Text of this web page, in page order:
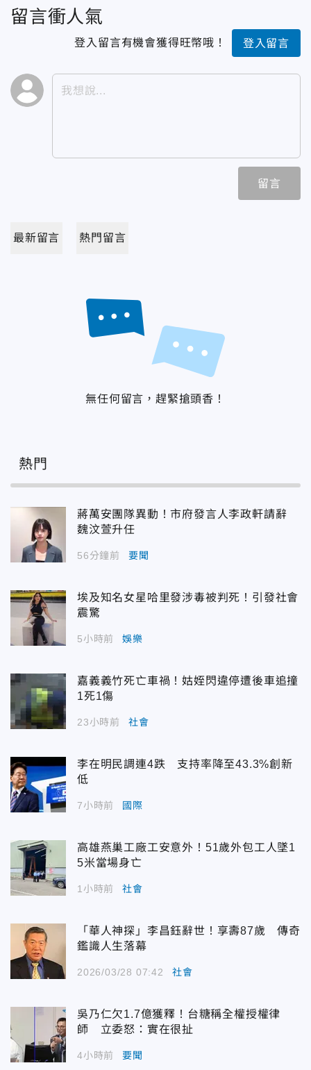
留言衝人氣
登入留言有機會獲得旺幣哦！ 登入留言
留言
最新留言 熱門留言
無任何留言，趕緊搶頭香！
熱門
蔣萬安團隊異動！市府發言人李政軒請辭
魏汶萱升任
56分鐘前 要聞
埃及知名女星哈里發涉毒被判死！引發社會
震驚
5小時前 娛樂
嘉義義竹死亡車禍！姑姪閃違停遭後車追撞
1死1傷
23小時前 社會
李在明民調連4跌 支持率降至43.3%創新
低
7小時前 國際
高雄燕巢工廠工安意外！51歲外包工人墜1
5米當場身亡
1小時前 社會
「華人神探」李昌鈺辭世！享壽87歲 傳奇
鑑識人生落幕
2026/03/28 07:42 社會
吳乃仁欠1.7億獲釋！台糖稱全權授權律
師 立委怒：實在很扯
4小時前 要聞